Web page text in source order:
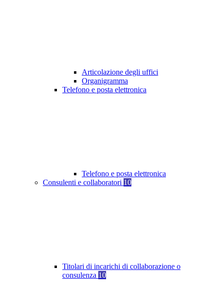
Articolazione degli uffici
Organigramma
Telefono e posta elettronica
Telefono e posta elettronica
Consulenti e collaboratori 10
Titolari di incarichi di collaborazione o
consulenza 10